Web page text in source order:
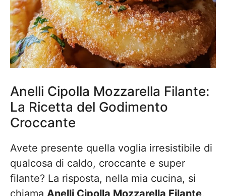
Anelli Cipolla Mozzarella Filante:
La Ricetta del Godimento
Croccante
Avete presente quella voglia irresistibile di
qualcosa di caldo, croccante e super
filante? La risposta, nella mia cucina, si
chiama Anelli Cipolla Mozzarella Filante.